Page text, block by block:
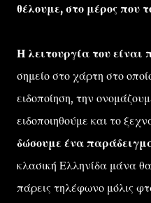
θέλουμε, στο μέρος που
Η λειτουργία του είναι
σημείο στο χάρτη στο
ειδοποίηση, την
ειδοποιηθούμε και το
δώσουμε ένα
κλασική Ελληνίδα μάνα
πάρεις τηλέφωνο μόλις